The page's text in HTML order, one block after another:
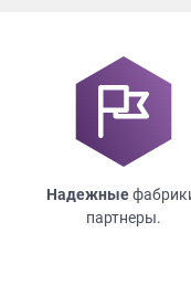
Надежные
партнеры.